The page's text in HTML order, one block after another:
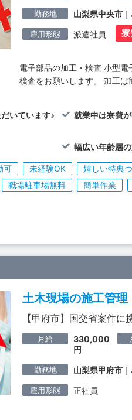
勤務地 山梨県中央市
雇用形態 派遣社員
電子部品の加工・検査 小型
検査をお願いします。 加工は
いています♪ 就業中は寮費
幅広い年齢層
可 未経験OK 嬉しい特典
職場駐車場無料 簡単作業
土木現場の施工管理
【甲府市】国交省案件
月給
330,000
円
勤務地 山梨県甲府市
雇用形態 正社員